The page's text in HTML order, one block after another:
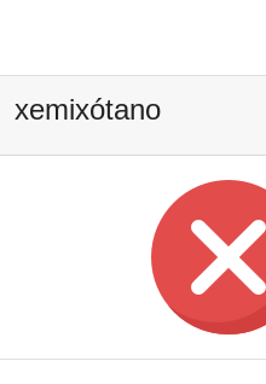
xemixótano